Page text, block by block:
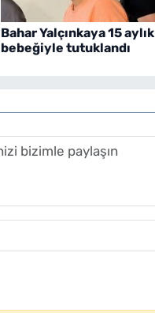
Bahar Yalçınkaya 15 aylık
bebeğiyle tutuklandı